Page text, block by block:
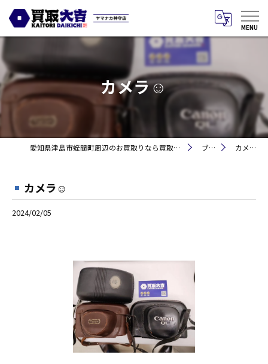
カメラ☺
愛知県津島市蛭間町周辺のお買取りなら買取大吉 ヤマナカ神守店 ブログ カメラ☺
カメラ☺
2024/02/05